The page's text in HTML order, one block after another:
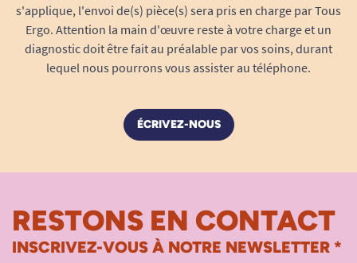
s'applique, l'envoi de(s) pièce(s) sera pris en charge par Tous
Ergo. Attention la main d'œuvre reste à votre charge et un
diagnostic doit être fait au préalable par vos soins, durant
lequel nous pourrons vous assister au téléphone.
ÉCRIVEZ-NOUS
RESTONS EN CONTACT
INSCRIVEZ-VOUS À NOTRE NEWSLETTER *